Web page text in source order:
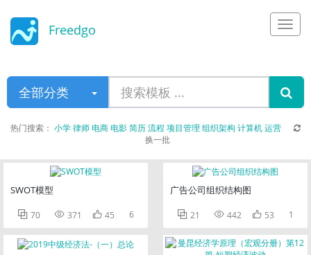
Freedgo
全部分类
热门搜索： 小学律师电商电影简历流程 项目管理 组织架构 计算机运营
换一批
SWOT模型
 70  371  45 6
广告公司组织结构图
 21  442  53 1